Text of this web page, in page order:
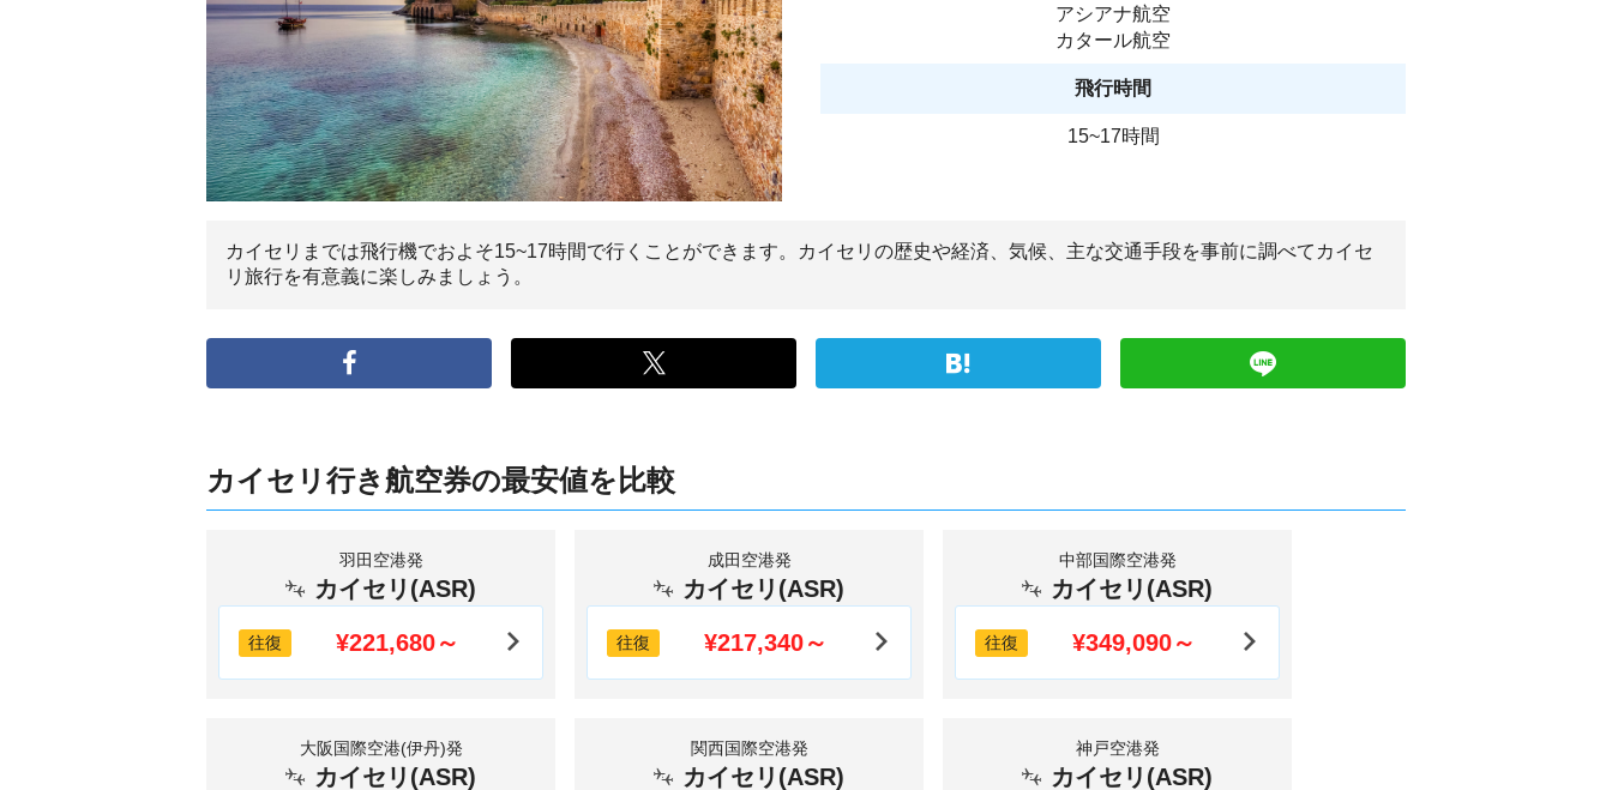
アシアナ航空
カタール航空
飛行時間
15~17時間
カイセリまでは飛行機でおよそ15~17時間で行くことができます。カイセリの歴史や経済、気候、主な交通手段を事前に調べてカイセ
リ旅行を有意義に楽しみましょう。
カイセリ行き航空券の最安値を比較
羽田空港発
カイセリ(ASR)
往復 ¥221,680～
成田空港発
カイセリ(ASR)
往復 ¥217,340～
中部国際空港発
カイセリ(ASR)
往復 ¥349,090～
大阪国際空港(伊丹)発
カイセリ(ASR)
関西国際空港発
カイセリ(ASR)
神戸空港発
カイセリ(ASR)